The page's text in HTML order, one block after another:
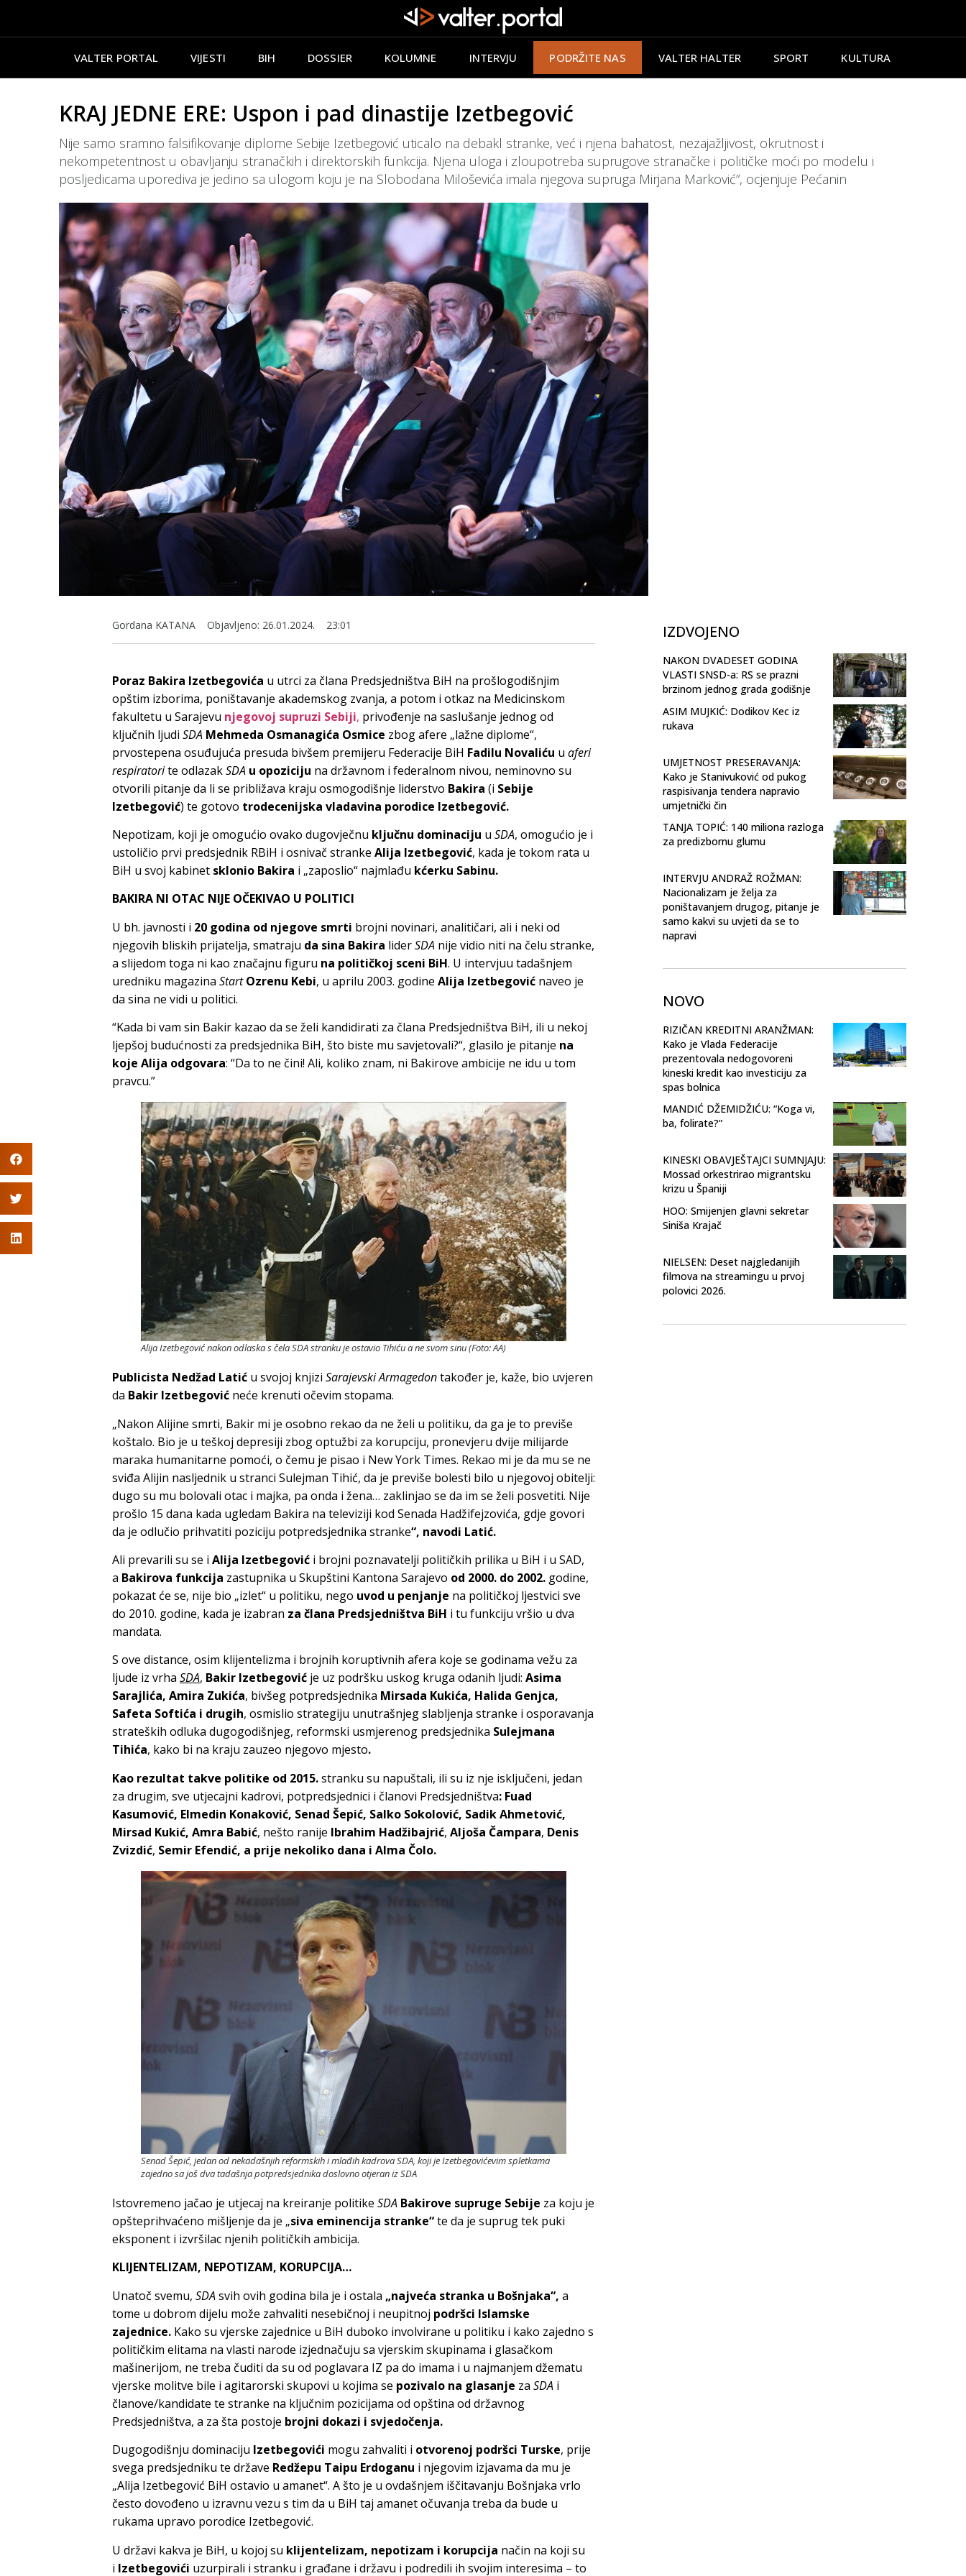
VALTER PORTAL VIJESTI BIH DOSSIER KOLUMNE INTERVJU PODRŽITE NAS VALTER HALTER SPORT KULTURA
KRAJ JEDNE ERE: Uspon i pad dinastije Izetbegović
Nije samo sramno falsifikovanje diplome Sebije Izetbegović uticalo na debakl stranke, već i njena bahatost, nezajažljivost, okrutnost i
nekompetentnost u obavljanju stranačkih i direktorskih funkcija. Njena uloga i zloupotreba suprugove stranačke i političke moći po modelu i
posljedicama uporediva je jedino sa ulogom koju je na Slobodana Miloševića imala njegova supruga Mirjana Marković”, ocjenjuje Pećanin
Gordana KATANA Objavljeno: 26.01.2024. 23:01
Poraz Bakira Izetbegovića u utrci za člana Predsjedništva BiH na prošlogodišnjim
opštim izborima, poništavanje akademskog zvanja, a potom i otkaz na Medicinskom
fakultetu u Sarajevu njegovoj supruzi Sebiji, privođenje na saslušanje jednog od
ključnih ljudi SDA Mehmeda Osmanagića Osmice zbog afere „lažne diplome“,
prvostepena osuđujuća presuda bivšem premijeru Federacije BiH Fadilu Novaliću u aferi
respiratorite odlazakSDA u opoziciju na državnom i federalnom nivou, neminovno su
otvorili pitanje da li se približava kraju osmogodišnje liderstvo Bakira (i Sebije
Izetbegović) te gotovo trodecenijska vladavina porodice Izetbegović.
Nepotizam, koji je omogućio ovako dugovječnu ključnu dominaciju u SDA, omogućio je i
ustoličio prvi predsjednik RBiH i osnivač stranke Alija Izetbegović, kada je tokom rata u
BiH u svoj kabinet sklonio Bakira i „zaposlio“ najmlađu kćerku Sabinu.
BAKIRA NI OTAC NIJE OČEKIVAO U POLITICI
U bh. javnosti i 20 godina od njegove smrti brojni novinari, analitičari, ali i neki od
njegovih bliskih prijatelja, smatraju da sina Bakira liderSDA nije vidio niti na čelu stranke,
a slijedom toga ni kao značajnu figuru na političkoj sceni BiH. U intervjuu tadašnjem
uredniku magazina Start Ozrenu Kebi, u aprilu 2003. godine Alija Izetbegović naveo je
da sina ne vidi u politici.
“Kada bi vam sin Bakir kazao da se želi kandidirati za člana Predsjedništva BiH, ili u nekoj
ljepšoj budućnosti za predsjednika BiH, što biste mu savjetovali?“, glasilo je pitanje na
koje Alija odgovara: “Da to ne čini! Ali, koliko znam, ni Bakirove ambicije ne idu u tom
pravcu.”
Alija Izetbegović nakon odlaska s čela SDA stranku je ostavio Tihiću a ne svom sinu (Foto: AA)
Publicista Nedžad Latić u svojoj knjizi Sarajevski Armagedontakođer je, kaže, bio uvjeren
da Bakir Izetbegović neće krenuti očevim stopama.
„Nakon Alijine smrti, Bakir mi je osobno rekao da ne želi u politiku, da ga je to previše
koštalo. Bio je u teškoj depresiji zbog optužbi za korupciju, pronevjeru dvije milijarde
maraka humanitarne pomoći, o čemu je pisao i New York Times. Rekao mi je da mu se ne
sviđa Alijin nasljednik u stranci Sulejman Tihić, da je previše bolesti bilo u njegovoj obitelji:
dugo su mu bolovali otac i majka, pa onda i žena… zaklinjao se da im se želi posvetiti. Nije
prošlo 15 dana kada ugledam Bakira na televiziji kod Senada Hadžifejzovića, gdje govori
da je odlučio prihvatiti poziciju potpredsjednika stranke“, navodi Latić.
Ali prevarili su se i Alija Izetbegović i brojni poznavatelji političkih prilika u BiH i u SAD,
a Bakirova funkcija zastupnika u Skupštini Kantona Sarajevo od 2000. do 2002. godine,
pokazat će se, nije bio „izlet“ u politiku, nego uvod u penjanje na političkoj ljestvici sve
do 2010. godine, kada je izabran za člana Predsjedništva BiH i tu funkciju vršio u dva
mandata.
S ove distance, osim klijentelizma i brojnih koruptivnih afera koje se godinama vežu za
ljude iz vrha SDA, Bakir Izetbegović je uz podršku uskog kruga odanih ljudi: Asima
Sarajlića, Amira Zukića, bivšeg potpredsjednika Mirsada Kukića, Halida Genjca,
Safeta Softića i drugih, osmislio strategiju unutrašnjeg slabljenja stranke i osporavanja
strateških odluka dugogodišnjeg, reformski usmjerenog predsjednika Sulejmana
Tihića, kako bi na kraju zauzeo njegovo mjesto.
Kao rezultat takve politike od 2015.stranku su napuštali, ili su iz nje isključeni, jedan
za drugim, sve utjecajni kadrovi, potpredsjednici i članovi Predsjedništva: Fuad
Kasumović, Elmedin Konaković, Senad Šepić, Salko Sokolović, Sadik Ahmetović,
Mirsad Kukić, Amra Babić, nešto ranije Ibrahim Hadžibajrić, Aljoša Čampara, Denis
Zvizdić, Semir Efendić, a prije nekoliko dana i Alma Čolo.
Senad Šepić, jedan od nekadašnjih reformskih i mlađih kadrova SDA, koji je Izetbegovićevim spletkama
zajedno sa još dva tadašnja potpredsjednika doslovno otjeran iz SDA
Istovremeno jačao je utjecaj na kreiranje politike SDA Bakirove supruge Sebije za koju je
opšteprihvaćeno mišljenje da je „siva eminencija stranke“te da je suprug tek puki
eksponent i izvršilac njenih političkih ambicija.
KLIJENTELIZAM, NEPOTIZAM, KORUPCIJA…
Unatoč svemu, SDAsvih ovih godina bila je i ostala „najveća stranka u Bošnjaka“, a
tome u dobrom dijelu može zahvaliti nesebičnoj i neupitnoj podršci Islamske
zajednice. Kako su vjerske zajednice u BiH duboko involvirane u politiku i kako zajedno s
političkim elitama na vlasti narode izjednačuju sa vjerskim skupinama i glasačkom
mašinerijom, ne treba čuditi da su od poglavara IZ pa do imama i u najmanjem džematu
vjerske molitve bile i agitarorski skupovi u kojima se pozivalo na glasanje za SDA i
članove/kandidate te stranke na ključnim pozicijama od opština od državnog
Predsjedništva, a za šta postoje brojni dokazi i svjedočenja.
Dugogodišnju dominaciju Izetbegovići mogu zahvaliti i otvorenoj podršci Turske, prije
svega predsjedniku te države Redžepu Taipu Erdoganu i njegovim izjavama da mu je
„Alija Izetbegović BiH ostavio u amanet“. A što je u ovdašnjem iščitavanju Bošnjaka vrlo
često dovođeno u izravnu vezu s tim da u BiH taj amanet očuvanja treba da bude u
rukama upravo porodice Izetbegović.
U državi kakva je BiH, u kojoj su klijentelizam, nepotizam i korupcija način na koji su
i Izetbegovići uzurpirali i stranku i građane i državu i podredili ih svojim interesima – to
IZDVOJENO
NAKON DVADESET GODINA
VLASTI SNSD-a: RS se prazni
brzinom jednog grada godišnje
ASIM MUJKIĆ: Dodikov Kec iz
rukava
UMJETNOST PRESERAVANJA:
Kako je Stanivuković od pukog
raspisivanja tendera napravio
umjetnički čin
TANJA TOPIĆ: 140 miliona razloga
za predizbornu glumu
INTERVJU ANDRAŽ ROŽMAN:
Nacionalizam je želja za
poništavanjem drugog, pitanje je
samo kakvi su uvjeti da se to
napravi
NOVO
RIZIČAN KREDITNI ARANŽMAN:
Kako je Vlada Federacije
prezentovala nedogovoreni
kineski kredit kao investiciju za
spas bolnica
MANDIĆ DŽEMIDŽIĆU: “Koga vi,
ba, folirate?”
KINESKI OBAVJEŠTAJCI SUMNJAJU:
Mossad orkestrirao migrantsku
krizu u Španiji
HOO: Smijenjen glavni sekretar
Siniša Krajač
NIELSEN: Deset najgledanijih
filmova na streamingu u prvoj
polovici 2026.